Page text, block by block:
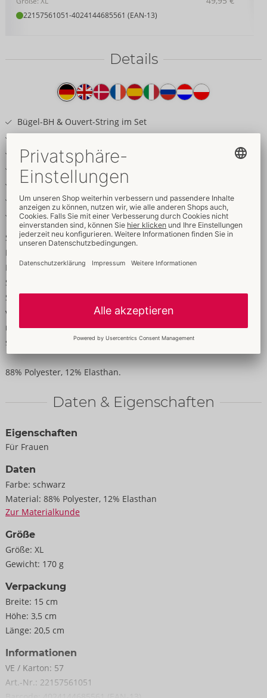
22157561051-4024144685561 (EAN-13)
Details
Produkttext
Bügel-BH & Ouvert-String im Set
Schwarzer glänzender Wetlook
Stylische Stretch-Riemchen & Ringe
Träger verstellbar
Extravagante Bügel-Cups
Einladend offene String-Front
Elastisch & weich für hohen Tragekomfort
Stylischer Glanz-Look mit Komfort!
Extravaganter Bügel-BH und Ouvert-String im Set von Cottelli
LINGERIE. Cooler schwarzer Wetlook mit trendigen
Stretchriemchen und Ring an den Bügel-Cups sowie am
Stringbund. BH mit passend verstellbaren Trägern und
variablem Hakenverschluss im Rücken. Der Riostring verführt
mit offener Front. Das elastische Wetlook-Material schmiegt
sich weich an für besten Tragekomfort.
88% Polyester, 12% Elasthan.
Daten & Eigenschaften
Eigenschaften
Für Frauen
Daten
Farbe: schwarz
Material: 88% Polyester, 12% Elasthan
Zur Materialkunde
Größe
Größe: XL
Gewicht: 170 g
Verpackung
Breite: 15 cm
Höhe: 3,5 cm
Länge: 20,5 cm
Informationen
VE / Karton: 57
Art.-Nr.: 22157561051